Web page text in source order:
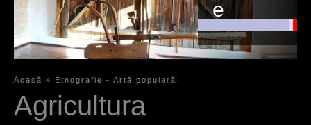
e
Unelte
S
Acasă » Etnografie - Artă populară
Agricultura